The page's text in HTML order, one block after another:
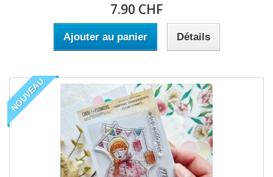
7.90 CHF
Ajouter au panier Détails
NOUVEAU